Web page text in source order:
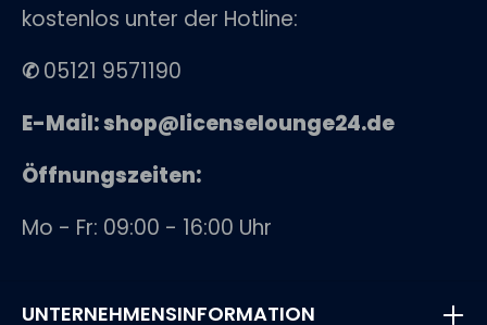
kostenlos unter der Hotline:
✆05121 9571190
E-Mail: shop@licenselounge24.de
Öffnungszeiten:
Mo - Fr: 09:00 - 16:00 Uhr
UNTERNEHMENSINFORMATION